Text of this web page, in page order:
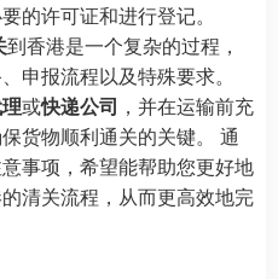
的许可证和进行登记。
到香港是一个复杂的过程，
申报流程以及特殊要求。
或快递公司 ，并在运输前充
货物顺利通关的关键。 通
事项，希望能帮助您更好地
清关流程，从而更高效地完